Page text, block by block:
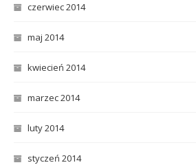
czerwiec 2014
maj 2014
kwiecień 2014
marzec 2014
luty 2014
styczeń 2014